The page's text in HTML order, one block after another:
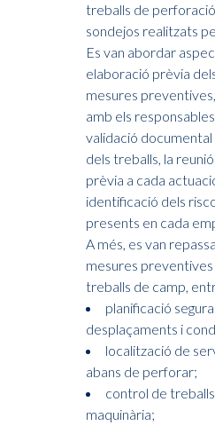
treballs de
sondejos realitzats
Es van abordar
elaboració prèvia
mesures
amb els
validació documental
dels treballs, la
prèvia a cada
identificació dels
presents en cada
A més, es van
mesures
treballs de camp,
planificació
desplaçaments i
localització de
abans de perforar;
control de
maquinària;